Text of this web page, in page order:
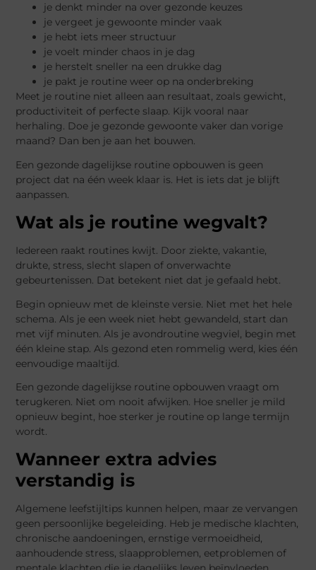
je denkt minder na over gezonde keuzes
je vergeet je gewoonte minder vaak
je hebt iets meer structuur
je voelt minder chaos in je dag
je herstelt sneller na een drukke dag
je pakt je routine weer op na onderbreking
Meet je routine niet alleen aan resultaat, zoals gewicht,
productiviteit of perfecte slaap. Kijk vooral naar
herhaling. Doe je gezonde gewoonte vaker dan vorige
maand? Dan ben je aan het bouwen.
Een gezonde dagelijkse routine opbouwen is geen
project dat na één week klaar is. Het is iets dat je blijft
aanpassen.
Wat als je routine wegvalt?
Iedereen raakt routines kwijt. Door ziekte, vakantie,
drukte, stress, slecht slapen of onverwachte
gebeurtenissen. Dat betekent niet dat je gefaald hebt.
Begin opnieuw met de kleinste versie. Niet met het hele
schema. Als je een week niet hebt gewandeld, start dan
met vijf minuten. Als je avondroutine wegviel, begin met
één kleine stap. Als gezond eten rommelig werd, kies één
eenvoudige maaltijd.
Een gezonde dagelijkse routine opbouwen vraagt om
terugkeren. Niet om nooit afwijken. Hoe sneller je mild
opnieuw begint, hoe sterker je routine op lange termijn
wordt.
Wanneer extra advies
verstandig is
Algemene leefstijltips kunnen helpen, maar ze vervangen
geen persoonlijke begeleiding. Heb je medische klachten,
chronische aandoeningen, ernstige vermoeidheid,
aanhoudende stress, slaapproblemen, eetproblemen of